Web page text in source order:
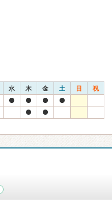
水 木 金 土 日 祝